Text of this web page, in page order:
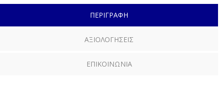
ΠΕΡΙΓΡΑΦΗ
ΑΞΙΟΛΟΓΗΣΕΙΣ
ΕΠΙΚΟΙΝΩΝΙΑ